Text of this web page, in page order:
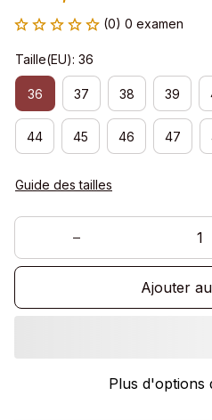
(0) 0 examen
Taille(EU): 36
36 37 38 39
44 45 46 47
Guide des tailles
Ajouter
Plus d'options